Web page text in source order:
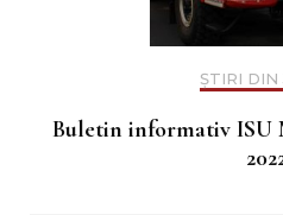
ȘTIRI DIN
Buletin informativ ISU